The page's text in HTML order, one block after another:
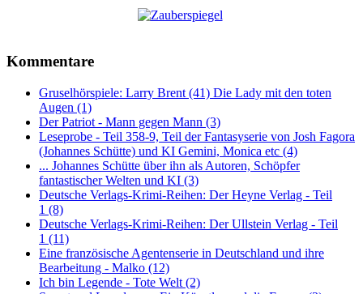
Kommentare
Gruselhörspiele: Larry Brent (41) Die Lady mit den toten
Augen (1)
Der Patriot - Mann gegen Mann (3)
Leseprobe - Teil 358-9, Teil der Fantasyserie von Josh Fagora
(Johannes Schütte) und KI Gemini, Monica etc (4)
... Johannes Schütte über ihn als Autoren, Schöpfer
fantastischer Welten und KI (3)
Deutsche Verlags-Krimi-Reihen: Der Heyne Verlag - Teil
1 (8)
Deutsche Verlags-Krimi-Reihen: Der Ullstein Verlag - Teil
1 (11)
Eine französische Agentenserie in Deutschland und ihre
Bearbeitung - Malko (12)
Ich bin Legende - Tote Welt (2)